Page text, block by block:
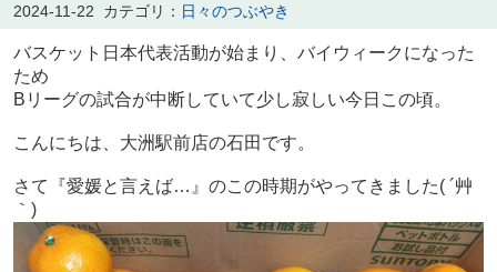
2024-11-22 カテゴリ： 日々のつぶやき
バスケット日本代表活動が始まり、バイウィークになった
ため
Bリーグの試合が中断していて少し寂しい今日この頃。
こんにちは、大洲駅前店の石田です。
さて『愛媛と言えば…』のこの時期がやってきました( ´艸
｀)